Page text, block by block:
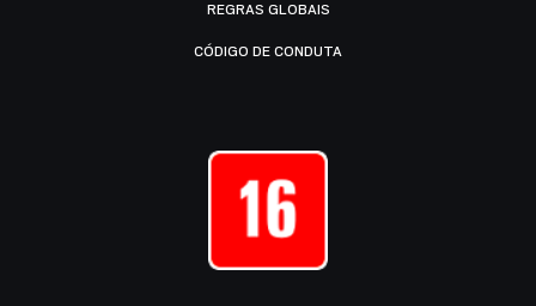
REGRAS GLOBAIS
CÓDIGO DE CONDUTA